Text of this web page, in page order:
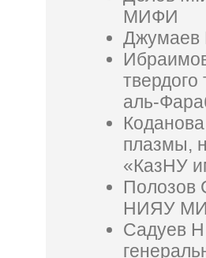
МИФИ
Джумаев
аль-
плазмы,
«КазНУ
НИЯУ
Садуев